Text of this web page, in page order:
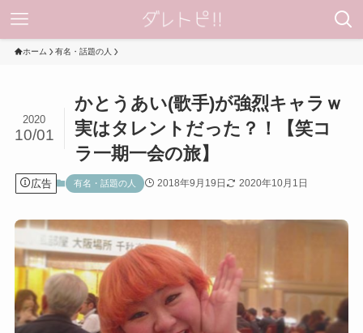
ホーム 有名・話題の人
かとうあい(歌手)が強烈キャラｗ
実はタレントだった？！【笑コ
ラ一期一会の旅】
2020
10/01
広告 有名・話題の人 2018年9月19日 2020年10月1日